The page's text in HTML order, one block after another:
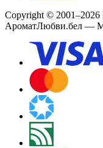
Copyright © 2001–2026
АроматЛюбви.бел —